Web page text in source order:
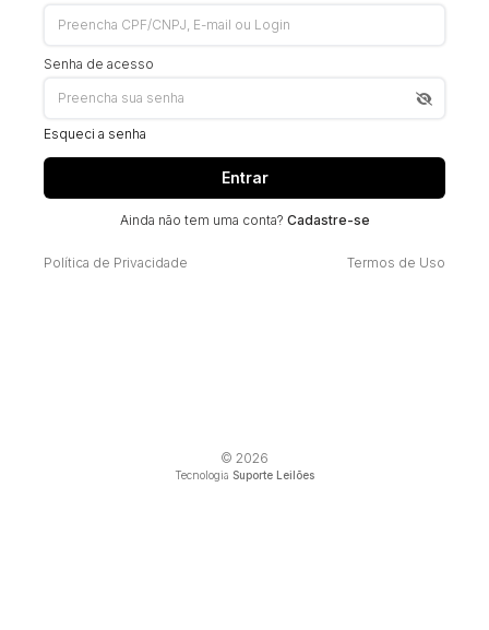
Senha de acesso
Esqueci a senha
Entrar
Ainda não tem uma conta? Cadastre-se
Política de Privacidade Termos de Uso
© 2026
Tecnologia Suporte Leilões